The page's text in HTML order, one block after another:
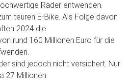
Räder entwenden.
teuren E-Bike. Als Folge davon
2024 die
rund 160 Millionen Euro für die
sind jedoch nicht versichert. Nur
27 Millionen